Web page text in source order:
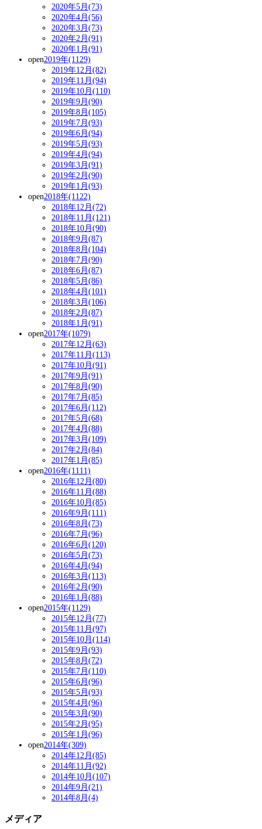
2020年5月(73)
2020年4月(56)
2020年3月(73)
2020年2月(91)
2020年1月(91)
open2019年(1129)
2019年12月(82)
2019年11月(94)
2019年10月(110)
2019年9月(90)
2019年8月(105)
2019年7月(93)
2019年6月(94)
2019年5月(93)
2019年4月(94)
2019年3月(91)
2019年2月(90)
2019年1月(93)
open2018年(1122)
2018年12月(72)
2018年11月(121)
2018年10月(90)
2018年9月(87)
2018年8月(104)
2018年7月(90)
2018年6月(87)
2018年5月(86)
2018年4月(101)
2018年3月(106)
2018年2月(87)
2018年1月(91)
open2017年(1079)
2017年12月(63)
2017年11月(113)
2017年10月(91)
2017年9月(91)
2017年8月(90)
2017年7月(85)
2017年6月(112)
2017年5月(68)
2017年4月(88)
2017年3月(109)
2017年2月(84)
2017年1月(85)
open2016年(1111)
2016年12月(80)
2016年11月(88)
2016年10月(85)
2016年9月(111)
2016年8月(73)
2016年7月(96)
2016年6月(120)
2016年5月(73)
2016年4月(94)
2016年3月(113)
2016年2月(90)
2016年1月(88)
open2015年(1129)
2015年12月(77)
2015年11月(97)
2015年10月(114)
2015年9月(93)
2015年8月(72)
2015年7月(110)
2015年6月(96)
2015年5月(93)
2015年4月(96)
2015年3月(90)
2015年2月(95)
2015年1月(96)
open2014年(309)
2014年12月(85)
2014年11月(92)
2014年10月(107)
2014年9月(21)
2014年8月(4)
メディア